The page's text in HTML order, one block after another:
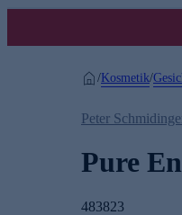
/Kosmetik/
Peter
Pure
483823